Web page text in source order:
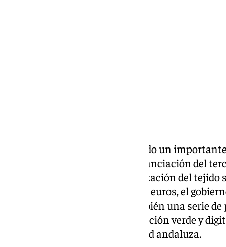
La Junta de Andalucía ha cerrado un
de Inversiones (BEI) para la financiación del
proyecto clave para la modernización del
un préstamo de 215 millones de euros, el
no solo este hospital, sino también una serie
destinados a fomentar la transición verde y
cohesión social en la comunidad andaluza.